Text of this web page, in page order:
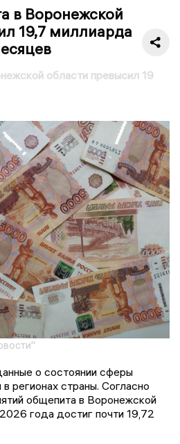
в Воронежской
19,7 миллиарда
области превысил 19
о состоянии сферы
регионах страны. Согласно
общепита в Воронежской
года достиг почти 19,72